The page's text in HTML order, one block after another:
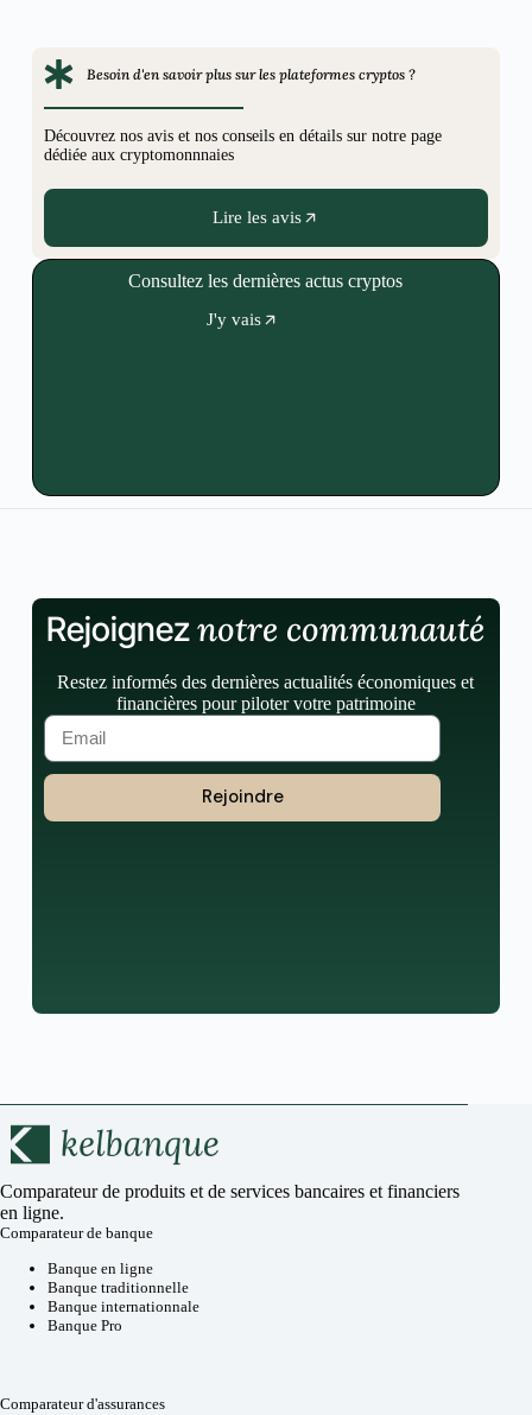
Besoin d'en savoir plus sur les plateformes cryptos ?
Découvrez nos avis et nos conseils en détails sur notre page
dédiée aux cryptomonnnaies
Lire les avis
Consultez les dernières actus cryptos
J'y vais
Rejoigneznotre communauté
Restez informés des dernières actualités économiques et
financières pour piloter votre patrimoine
Rejoindre
Comparateur de produits et de services bancaires et financiers
en ligne.
Comparateur de banque
Banque en ligne
Banque traditionnelle
Banque internationnale
Banque Pro
Comparateur d'assurances